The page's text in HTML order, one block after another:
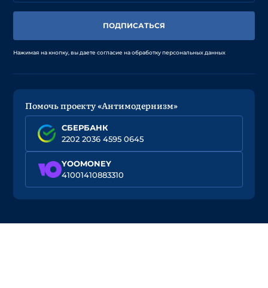
ПОДПИСАТЬСЯ
Нажимая на кнопку, вы даете согласие на обработку персональных данных
Помочь проекту «Антимодернизм»
СБЕРБАНК
2202 2036 4595 0645
YOOMONEY
41001410883310